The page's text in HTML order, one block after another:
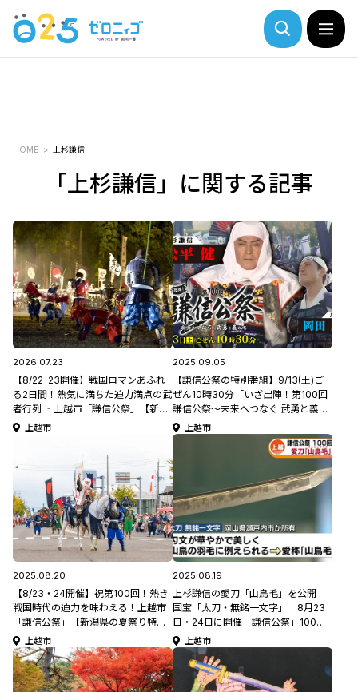
HOME 上杉謙信
「上杉謙信」に関する記事
2026.07.23
【8/22-23開催】戦国ロマンあふれ
る2日間！熱気に満ちた迫力満点の武
者行列 ‐上越市「謙信公祭」【新潟
県の夏祭り特集2026】
上越市
2025.09.05
【謙信公祭の特別番組】9/13(土)ご
ぜん10時30分「いざ出陣！第100回
謙信公祭〜未来へつなぐ 武勇と義の
心～」
上越市
2025.08.20
【8/23・24開催】祝第100回！熱き
戦国時代の迫力を味わえる！上越市
「謙信公祭」【新潟県の夏祭り特集
2025】
上越市
2025.08.19
上杉謙信の愛刀「山鳥毛」を公開
国宝「太刀・無銘一文字」 8月23
日・24日に開催「謙信公祭」100回
記念 《新潟》
上越市